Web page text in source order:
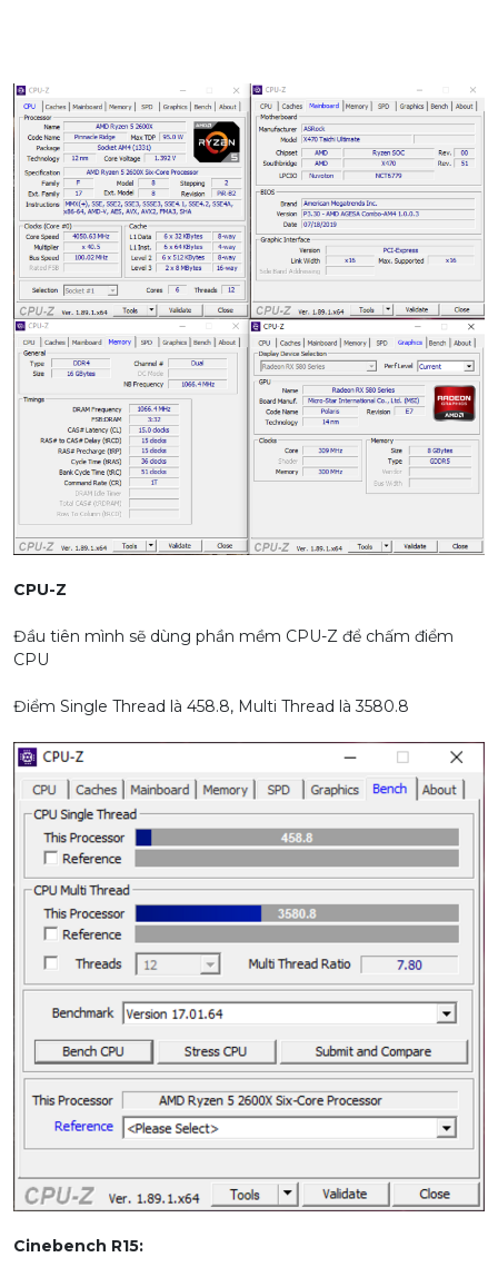
CPU-Z
Đầu tiên mình sẽ dùng phần mềm CPU-Z để chấm điểm
CPU
Điểm Single Thread là 458.8, Multi Thread là 3580.8
Cinebench R15: